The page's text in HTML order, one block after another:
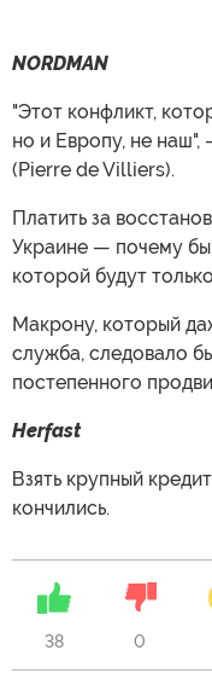
NORDMAN
"Этот конфликт,
но и Европу, не наш",
(Pierre de Villiers).
Платить за
Украине — почему бы
которой будут
Макрону, который
служба, следовало
постепенного
Herfast
Взять крупный
кончились.
38 0